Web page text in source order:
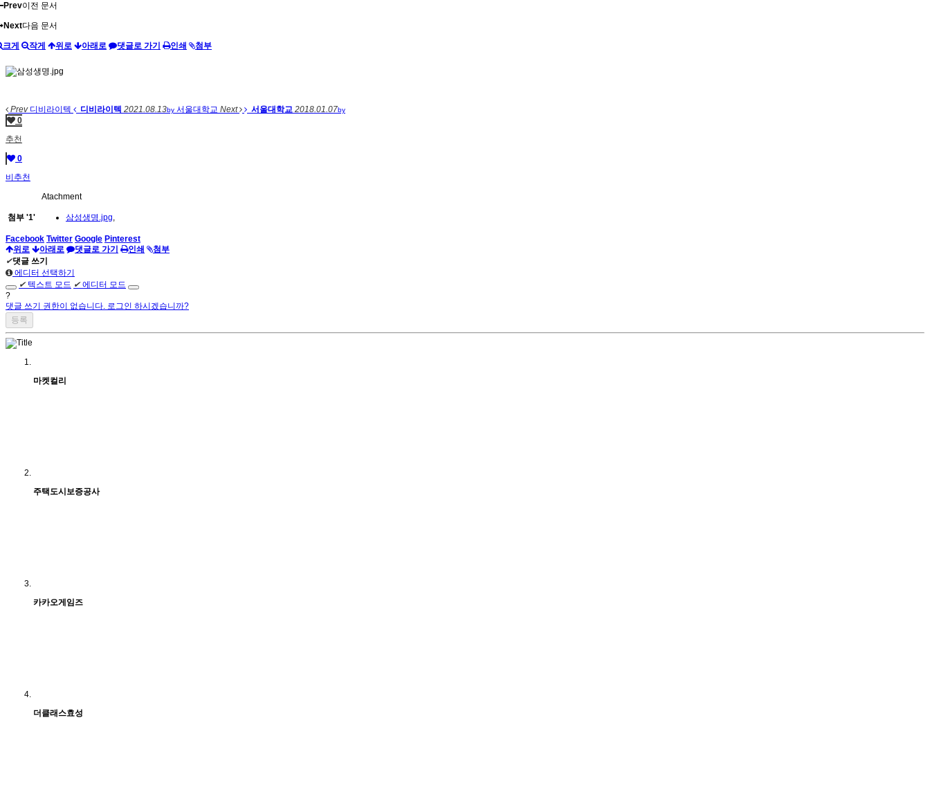
Prev이전 문서
Next다음 문서
크게 작게 위로 아래로 댓글로 가기 인쇄 첨부
Prev디비라이텍 디비라이텍 2021.08.13by 서울대학교 Next 서울대학교 2018.01.07by
0
추천
0
비추천
Atachment
첨부 '1' 삼성생명.jpg,
Facebook Twitter Google Pinterest
위로
아래로 댓글로 가기 인쇄
첨부
✔댓글 쓰기
에디터 선택하기
✔ 텍스트 모드 ✔에디터 모드
?
댓글 쓰기 권한이 없습니다. 로그인 하시겠습니까?
마켓컬리
주택도시보증공사
카카오게임즈
더클래스효성